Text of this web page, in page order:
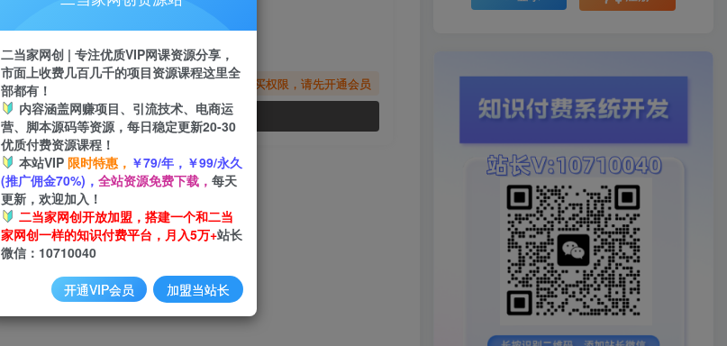
您暂无购买权限，请先开通会员
开通会员
二当家网创 | 专注优质VIP网课资源分享，
市面上收费几百几千的项目资源课程这里全
部都有！
内容涵盖网赚项目、引流技术、电商运
营、脚本源码等资源，每日稳定更新20-30
优质付费资源课程！
本站VIP 限时特惠， ￥79/年，￥99/永久
(推广佣金70%)， 全站资源免费下载， 每天
更新，欢迎加入！
二当家网创开放加盟，搭建一个和二当
家网创一样的知识付费平台，月入5万+站长
微信：10710040
开通VIP会员 加盟当站长